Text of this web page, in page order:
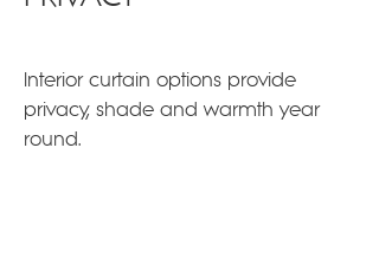
Interior curtain options provide
privacy, shade and warmth year
round.